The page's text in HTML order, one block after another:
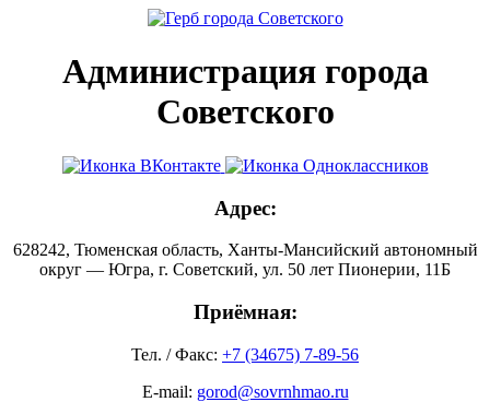
Администрация города
Советского
Адрес:
628242, Тюменская область, Ханты-Мансийский автономный
округ — Югра, г. Советский, ул. 50 лет Пионерии, 11Б
Приёмная:
Тел. / Факс: +7 (34675) 7-89-56
E-mail: gorod@sovrnhmao.ru